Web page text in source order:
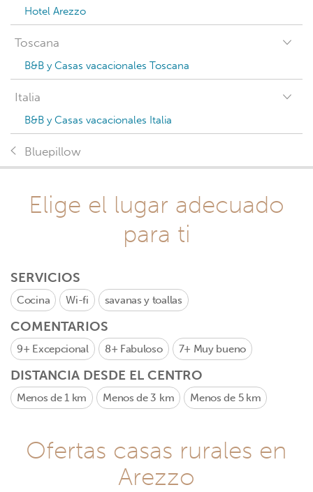
Hotel Arezzo
Toscana
B&B y Casas vacacionales Toscana
Italia
B&B y Casas vacacionales Italia
Bluepillow
Elige el lugar adecuado
para ti
SERVICIOS
Cocina Wi-fi savanas y toallas
COMENTARIOS
9+ Excepcional 8+ Fabuloso 7+ Muy bueno
DISTANCIA DESDE EL CENTRO
Menos de 1 km Menos de 3 km Menos de 5 km
Ofertas casas rurales en
Arezzo